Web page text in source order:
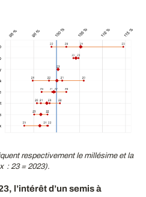
respectivement le millésime et la
: 23 = 2023).
l’intérêt d’un semis à